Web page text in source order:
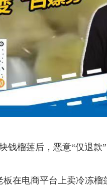
榴莲后，恶意“仅退款”
电商平台上卖冷冻榴